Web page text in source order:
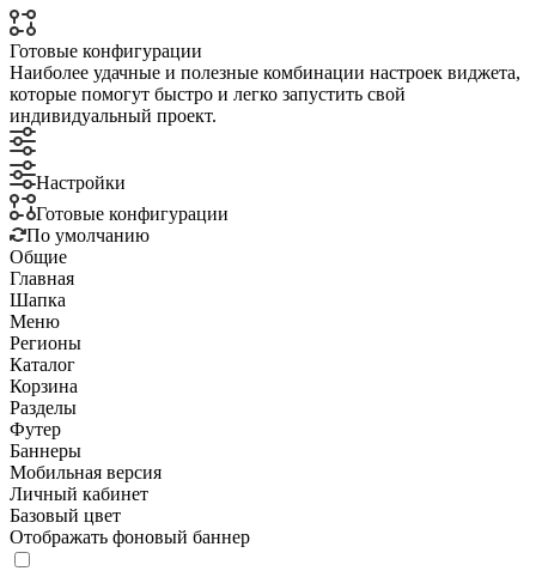
Готовые конфигурации
Наиболее удачные и полезные комбинации настроек виджета,
которые помогут быстро и легко запустить свой
индивидуальный проект.
Настройки
Готовые конфигурации
По умолчанию
Общие
Главная
Шапка
Меню
Регионы
Каталог
Корзина
Разделы
Футер
Баннеры
Мобильная версия
Личный кабинет
Базовый цвет
Отображать фоновый баннер